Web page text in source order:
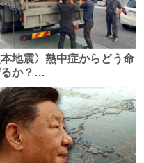
本地震〉熱中症からどう命
るか？…